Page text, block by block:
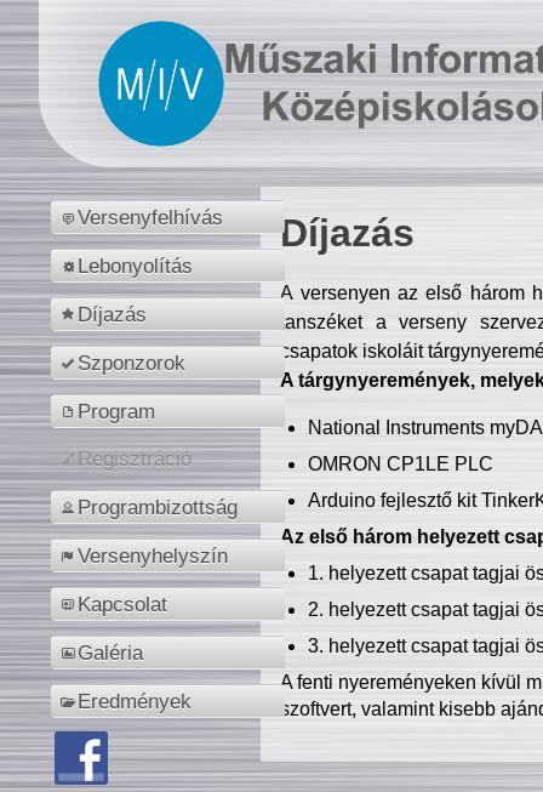
Versenyfelhívás
Lebonyolítás
Díjazás
Szponzorok
Program
Regisztráció
Programbizottság
Versenyhelyszín
Kapcsolat
Galéria
Eredmények
Díjazás
A versenyen az első három
tanszéket a verseny
csapatok iskoláit
A tárgynyeremények,
National Instruments
OMRON CP1LE PLC
Arduino fejlesztő kit
Az első három helyezett
1. helyezett csapat tagjai
2. helyezett csapat tagjai
3. helyezett csapat tagjai
A fenti nyereményeken kívül
szoftvert, valamint kisebb